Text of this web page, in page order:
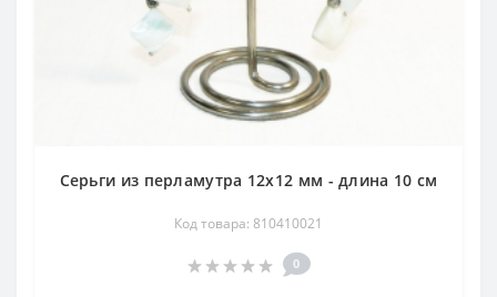
Серьги из перламутра 12х12 мм - длина 10 см
Код товара: 810410021
0